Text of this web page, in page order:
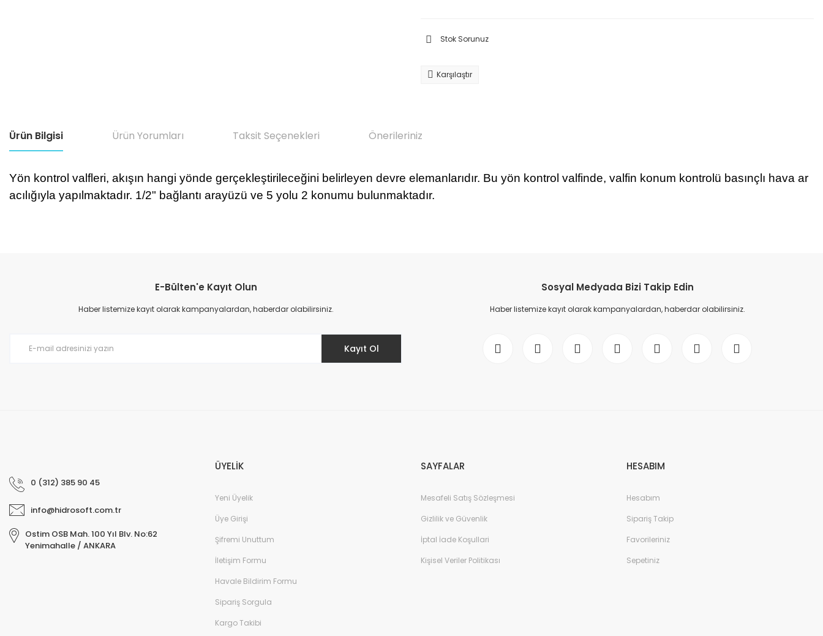
Stok Sorunuz
Karşılaştır
Ürün Bilgisi Ürün Yorumları Taksit Seçenekleri Önerileriniz
Yön kontrol valfleri, akışın hangi yönde gerçekleştirileceğini belirleyen devre elemanlarıdır. Bu yön kontrol valfinde, valfin konum kontrolü basınçlı hava ar
acılığıyla yapılmaktadır. 1/2" bağlantı arayüzü ve 5 yolu 2 konumu bulunmaktadır.
Ürün resmi kalitesiz, bozuk veya görüntülenemiyor.
Ürün açıklamasında eksik bilgiler bulunuyor.
E-Bülten'e Kayıt Olun
Haber listemize kayıt olarak kampanyalardan, haberdar olabilirsiniz.
Kayıt Ol
Sosyal Medyada Bizi Takip Edin
Haber listemize kayıt olarak kampanyalardan, haberdar olabilirsiniz.
0 (312) 385 90 45
info@hidrosoft.com.tr
Ostim OSB Mah. 100 Yıl Blv. No:62
Yenimahalle / ANKARA
ÜYELİK
Yeni Üyelik
Üye Girişi
Şifremi Unuttum
İletişim Formu
Havale Bildirim Formu
Sipariş Sorgula
Kargo Takibi
SAYFALAR
Mesafeli Satış Sözleşmesi
Gizlilik ve Güvenlik
İptal İade Koşullari
Kişisel Veriler Politikası
HESABIM
Hesabım
Sipariş Takip
Favorileriniz
Sepetiniz